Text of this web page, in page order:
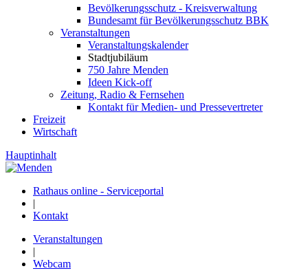
Bevölkerungsschutz - Kreisverwaltung
Bundesamt für Bevölkerungsschutz BBK
Veranstaltungen
Veranstaltungskalender
Stadtjubiläum
750 Jahre Menden
Ideen Kick-off
Zeitung, Radio & Fernsehen
Kontakt für Medien- und Pressevertreter
Freizeit
Wirtschaft
Hauptinhalt
Rathaus online - Serviceportal
|
Kontakt
Veranstaltungen
|
Webcam